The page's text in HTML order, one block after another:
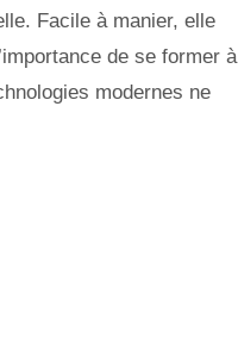
Facile à manier, elle
de se former à
modernes ne